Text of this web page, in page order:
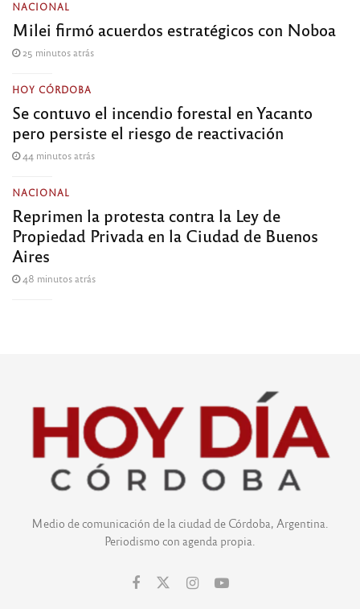
NACIONAL
Milei firmó acuerdos estratégicos con Noboa
25 minutos atrás
HOY CÓRDOBA
Se contuvo el incendio forestal en Yacanto
pero persiste el riesgo de reactivación
44 minutos atrás
NACIONAL
Reprimen la protesta contra la Ley de
Propiedad Privada en la Ciudad de Buenos
Aires
48 minutos atrás
Medio de comunicación de la ciudad de Córdoba, Argentina.
Periodismo con agenda propia.